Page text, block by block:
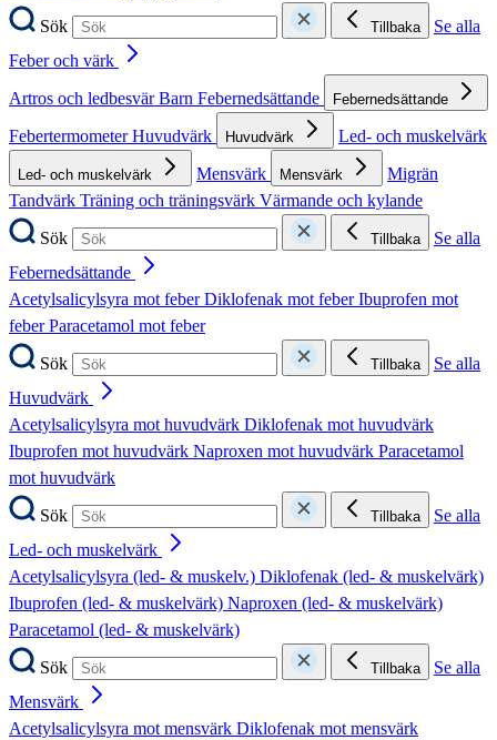
Sök
Tillbaka
Se alla
Feber och värk
Artros och ledbesvärBarn Febernedsättande Febernedsättande
FebertermometerHuvudvärk Huvudvärk Led- och muskelvärk
Led- och muskelvärk Mensvärk Mensvärk
Migrän
Tandvärk Träning och träningsvärk Värmande och kylande
Sök
Tillbaka
Se alla
Febernedsättande
Acetylsalicylsyra mot feberDiklofenak mot feberIbuprofen mot
feberParacetamol mot feber
Sök
Tillbaka
Se alla
Huvudvärk
Acetylsalicylsyra mot huvudvärk Diklofenak mot huvudvärk
Ibuprofen mot huvudvärk Naproxen mot huvudvärk Paracetamol
mot huvudvärk
Sök
Tillbaka
Se alla
Led- och muskelvärk
Acetylsalicylsyra (led- & muskelv.) Diklofenak (led- & muskelvärk)
Ibuprofen (led- & muskelvärk) Naproxen (led- & muskelvärk)
Paracetamol (led- & muskelvärk)
Sök
Tillbaka
Se alla
Mensvärk
Acetylsalicylsyra mot mensvärk Diklofenak mot mensvärk